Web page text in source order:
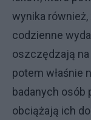
wynika
codzienne
oszczędzają na
potem właśnie
badanych osób
obciążają ich